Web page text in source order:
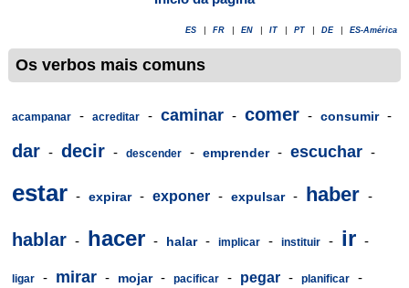
ES FR EN IT PT DE ES-América
Os verbos mais comuns
acampanar - acreditar - caminar - comer - consumir -
dar - decir - descender - emprender - escuchar -
estar - expirar - exponer - expulsar - haber -
hablar - hacer - halar - implicar - instituir - ir -
ligar - mirar - mojar - pacificar - pegar - planificar -